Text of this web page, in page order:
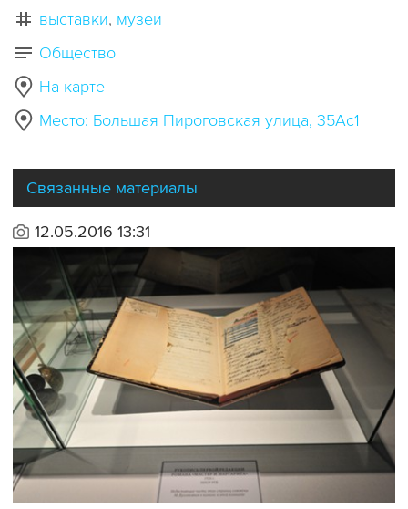
выставки музеи
Общество
На карте
Место: Большая Пироговская улица, 35Ас1
Связанные материалы
12.05.2016 13:31